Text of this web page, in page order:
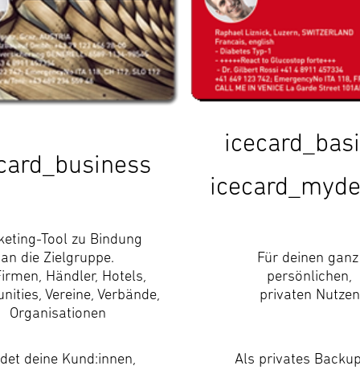
Tool zu Bindung
an die Zielgruppe.
Händler, Hotels,
Vereine, Verbände,
Organisationen
Für deinen ganz
persönlichen,
privaten Nutzen
deine Kund:innen, Als privates